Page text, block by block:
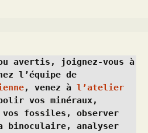
avertis, joignez-vous à
, venez à l’atelier
vos minéraux,
vos fossiles, observer
analyser